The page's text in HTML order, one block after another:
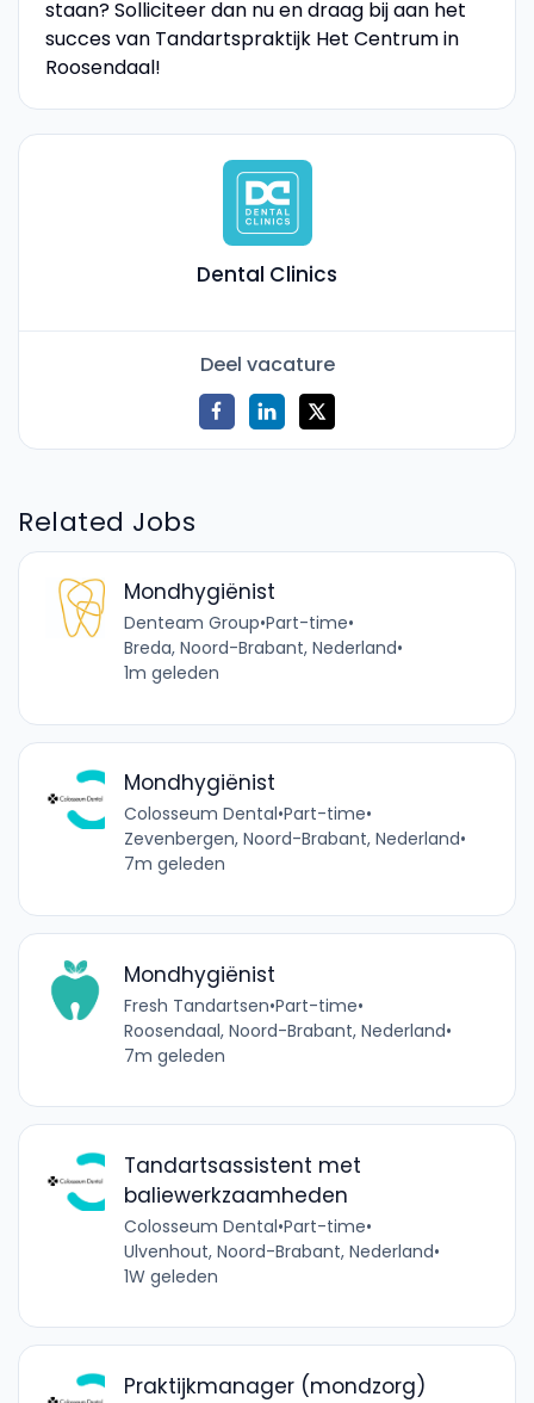
staan? Solliciteer dan nu en draag bij aan het
succes van Tandartspraktijk Het Centrum in
Roosendaal!
Dental Clinics
Deel vacature
Related Jobs
Mondhygiënist
Denteam Group•Part-time•
Breda, Noord-Brabant, Nederland•
1m geleden
Mondhygiënist
Colosseum Dental•Part-time•
Zevenbergen, Noord-Brabant, Nederland•
7m geleden
Mondhygiënist
Fresh Tandartsen•Part-time•
Roosendaal, Noord-Brabant, Nederland•
7m geleden
Tandartsassistent met
baliewerkzaamheden
Colosseum Dental•Part-time•
Ulvenhout, Noord-Brabant, Nederland•
1W geleden
Praktijkmanager (mondzorg)